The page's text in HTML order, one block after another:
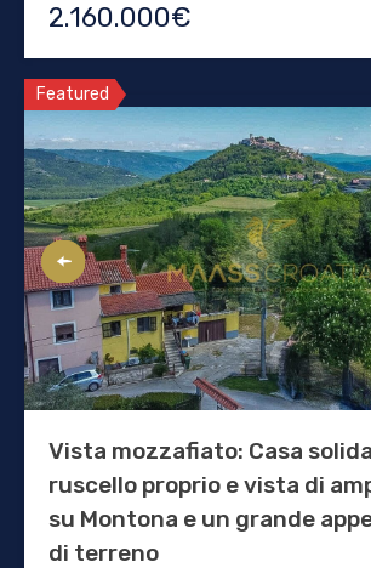
2.160.000€
Featured
Vista mozzafiato: Casa
ruscello proprio e vista di
su Montona e un grande
di terreno